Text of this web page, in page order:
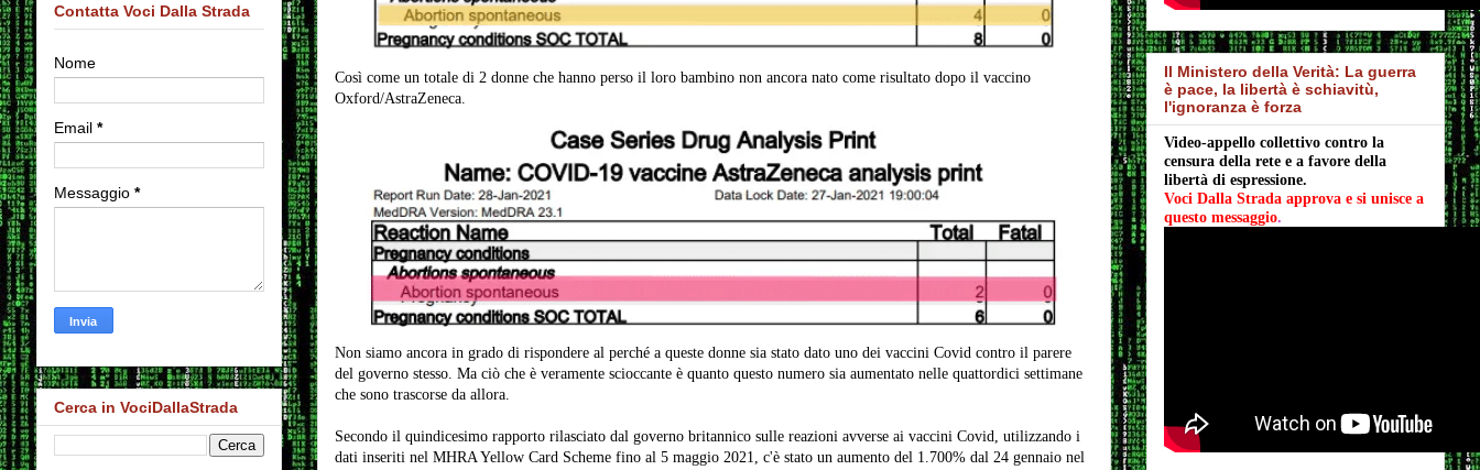
Così come un totale di 2 donne che hanno perso il loro bambino non ancora nato come risultato dopo il vaccino
Oxford/AstraZeneca.
Non siamo ancora in grado di rispondere al perché a queste donne sia stato dato uno dei vaccini Covid contro il parere
del governo stesso. Ma ciò che è veramente scioccante è quanto questo numero sia aumentato nelle quattordici settimane
che sono trascorse da allora.
Secondo il quindicesimo rapporto rilasciato dal governo britannico sulle reazioni avverse ai vaccini Covid, utilizzando i
dati inseriti nel MHRA Yellow Card Scheme fino al 5 maggio 2021, c'è stato un aumento del 1.700% dal 24 gennaio nel
Contatta Voci Dalla Strada
Nome
Email *
Messaggio *
Cerca in VociDallaStrada
Il Ministero della Verità: La guerra
è pace, la libertà è schiavitù,
l'ignoranza è forza
Video-appello collettivo contro la
censura della rete e a favore della
libertà di espressione.
Voci Dalla Strada approva e si unisce a
questo messaggio.